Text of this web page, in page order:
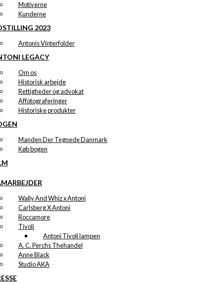
Motiverne
Kunderne
2023
Antonis Vinterfolder
LEGACY
Om os
Historisk arbejde
Rettigheder og advokat
Affotograferinger
Historiske produkter
Manden Der Tegnede Danmark
Køb bogen
Wally And Whiz x Antoni
Carlsberg X Antoni
Roccamore
Tivoli
Antoni Tivoli lampen
A. C. Perchs Thehandel
Anne Black
Studio AKA